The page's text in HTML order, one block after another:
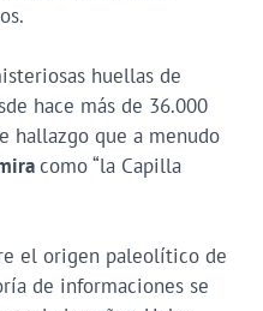
huellas de
hace más de 36.000
hallazgo que a menudo
como “la Capilla
el origen paleolítico de
de informaciones se